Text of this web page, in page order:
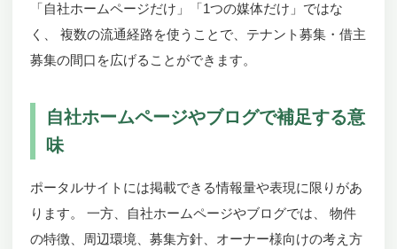
「自社ホームページだけ」「1つの媒体だけ」ではな
く、 複数の流通経路を使うことで、テナント募集・借主
募集の間口を広げることができます。
自社ホームページやブログで補足する意
味
ポータルサイトには掲載できる情報量や表現に限りがあ
ります。 一方、自社ホームページやブログでは、 物件
の特徴、周辺環境、募集方針、オーナー様向けの考え方